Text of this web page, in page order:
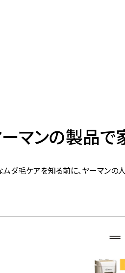
マンの製品
ダ毛ケアを知る前に、ヤーマンの